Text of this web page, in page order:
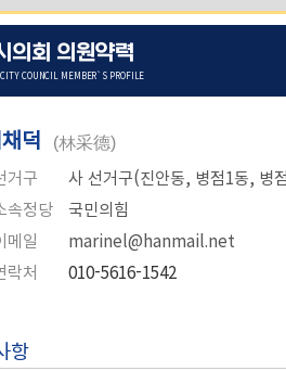
의회 의원약력
COUNCIL MEMBER`S PROFILE
덕 (林采德)
거구
사 선거구(진안동, 병점1동, 병
속정당
국민의힘
메일
marinel@hanmail.net
락처
010-5616-1542
항